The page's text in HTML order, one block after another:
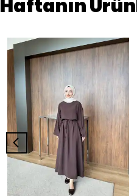
Haftanın